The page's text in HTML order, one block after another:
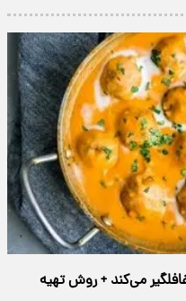
می‌کند + روش تهیه